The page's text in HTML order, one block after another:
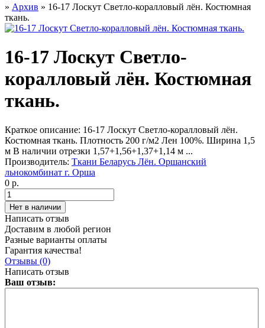
» Архив » 16-17 Лоскут Светло-коралловый лён. Костюмная
ткань.
16-17 Лоскут Светло-
коралловый лён. Костюмная
ткань.
Краткое описание: 16-17 Лоскут Светло-коралловый лён.
Костюмная ткань. Плотность 200 г/м2 Лен 100%. Ширина 1,5
м В наличии отрезки 1,57+1,56+1,37+1,14 м ...
Производитель: Ткани Беларусь Лён. Оршанский
льнокомбинат г. Орша
0 р.
Написать отзыв
Доставим в любой регион
Разные варианты оплаты
Гарантия качества!
Отзывы (0)
Написать отзыв
Ваш отзыв: